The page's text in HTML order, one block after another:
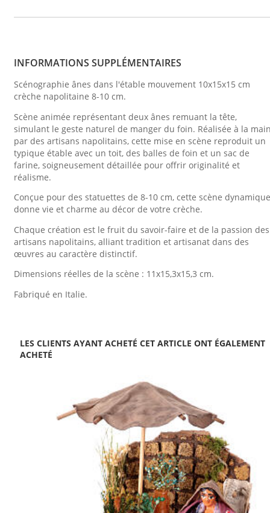
INFORMATIONS SUPPLÉMENTAIRES
Scénographie ânes dans l'étable mouvement 10x15x15 cm
crèche napolitaine 8-10 cm.
Scène animée représentant deux ânes remuant la tête,
simulant le geste naturel de manger du foin. Réalisée à la
par des artisans napolitains, cette mise en scène reproduit un
typique étable avec un toit, des balles de foin et un sac de
farine, soigneusement détaillée pour offrir originalité et
réalisme.
Conçue pour des statuettes de 8-10 cm, cette scène dynamique
donne vie et charme au décor de votre crèche.
Chaque création est le fruit du savoir-faire et de la passion des
artisans napolitains, alliant tradition et artisanat dans des
œuvres au caractère distinctif.
Dimensions réelles de la scène : 11x15,3x15,3 cm.
Fabriqué en Italie.
LES CLIENTS AYANT ACHETÉ CET ARTICLE ONT ÉGALEMENT
ACHETÉ